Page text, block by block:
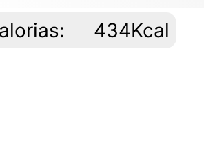
434Kcal